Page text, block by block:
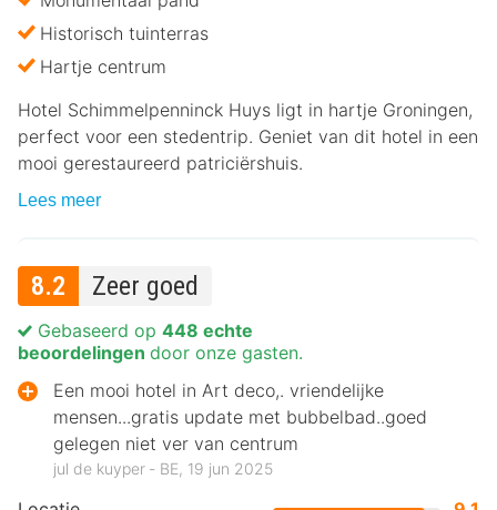
Historisch tuinterras
Hartje centrum
Hotel Schimmelpenninck Huys ligt in hartje Groningen,
perfect voor een stedentrip. Geniet van dit hotel in een
mooi gerestaureerd patriciërshuis.
Lees meer
8.2 Zeer goed
Gebaseerd op 448 echte
beoordelingen door onze gasten.
Een mooi hotel in Art deco,. vriendelijke
mensen...gratis update met bubbelbad..goed
gelegen niet ver van centrum
jul de kuyper ‐ BE, 19 jun 2025